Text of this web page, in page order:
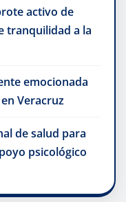
activo de
tranquilidad a la
emocionada
Veracruz
de salud para
psicológico